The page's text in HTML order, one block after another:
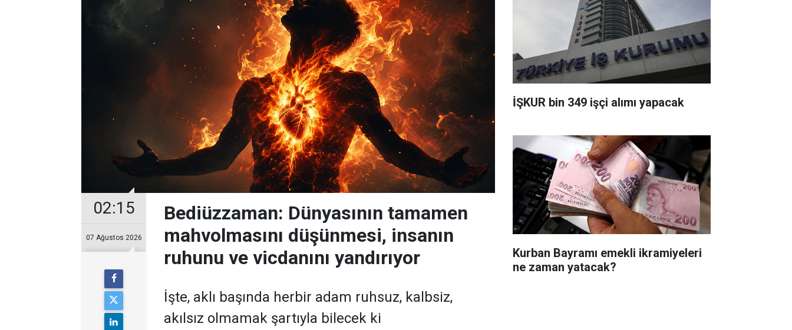
02:15
07 Ağustos 2026
Bediüzzaman: Dünyasının tamamen
mahvolmasını düşünmesi, insanın
ruhunu ve vicdanını yandırıyor
İşte, aklı başında herbir adam ruhsuz, kalbsiz,
akılsız olmamak şartıyla bilecek ki
İŞKUR bin 349 işçi alımı yapacak
Kurban Bayramı emekli ikramiyeleri
ne zaman yatacak?